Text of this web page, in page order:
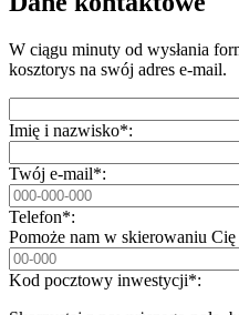
W ciągu minuty od wysłania
kosztorys na swój adres e-mail.
Imię i nazwisko*:
Twój e-mail*:
Telefon*:
Pomoże nam w skierowaniu Cię
Kod pocztowy inwestycji*: